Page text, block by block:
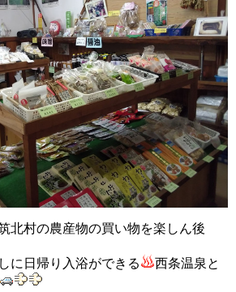
北村の農産物の買い物を楽しん後
に日帰り入浴ができる
西条温泉と